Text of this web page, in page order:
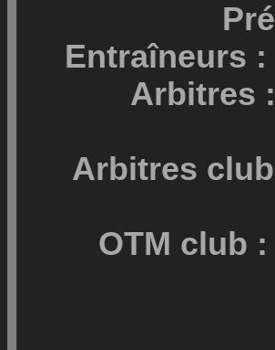
Entraîneurs :
Arbitres
Arbitres
OTM club